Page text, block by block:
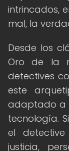
intrincados,
mal, la
Desde los
Oro de la
detectives
este
adaptado a
tecnología.
el
justicia,